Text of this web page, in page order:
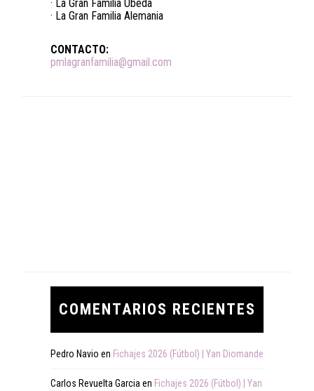
· La Gran Familia Úbeda
· La Gran Familia Alemania
CONTACTO:
pmlagranfamilia@gmail.com
COMENTARIOS RECIENTES
Pedro Navio en Fichajes 2026 (Fútbol) | Yan Diomande
Carlos Revuelta Garcia en Fichajes 2026 (Fútbol) | Yan